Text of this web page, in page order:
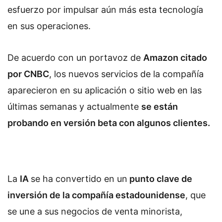
esfuerzo por impulsar aún más esta tecnología
en sus operaciones.
De acuerdo con un portavoz de Amazon citado
por CNBC, los nuevos servicios de la compañía
aparecieron en su aplicación o sitio web en las
últimas semanas y actualmente se están
probando en versión beta con algunos clientes.
La IA se ha convertido en un punto clave de
inversión de la compañía estadounidense, que
se une a sus negocios de venta minorista,